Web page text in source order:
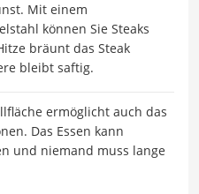
Mit einem
können Sie Steaks
bräunt das Steak
bleibt saftig.
ermöglicht auch das
Das Essen kann
und niemand muss lange